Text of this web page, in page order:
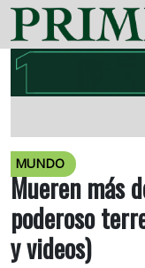
MUNDO
Mueren más
poderoso
y videos)